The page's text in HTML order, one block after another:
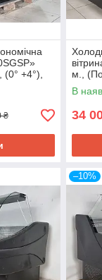
+4°),
₴
м.,
В
34
–10%